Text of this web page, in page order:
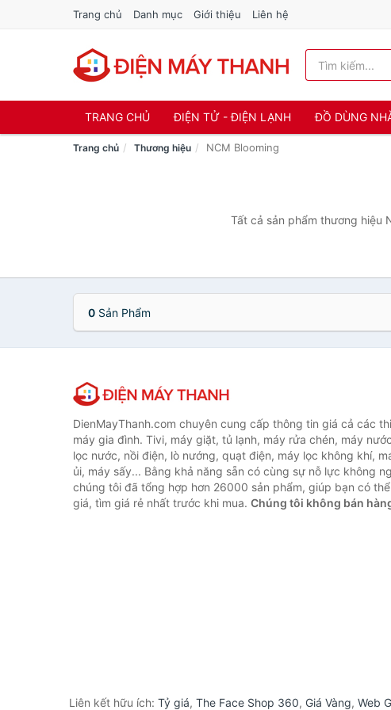
Trang chủ Danh mục Giới thiệu Liên hệ
TRANG CHỦ ĐIỆN TỬ - ĐIỆN LẠNH ĐỒ DÙNG
Trang chủ Thương hiệu NCM Blooming
Tất cả sản phẩm thương hiệu
0 Sản Phẩm
DienMayThanh.com chuyên cung cấp thông tin giá cả các
máy gia đình. Tivi, máy giặt, tủ lạnh, máy rửa chén, máy
lọc nước, nồi điện, lò nướng, quạt điện, máy lọc không khí,
ủi, máy sấy... Bằng khả năng sẵn có cùng sự nỗ lực không
chúng tôi đã tổng hợp hơn 26000 sản phẩm, giúp bạn có
giá, tìm giá rẻ nhất trước khi mua. Chúng tôi không bán
Liên kết hữu ích: Tỷ giá, The Face Shop 360, Giá Vàng, Web